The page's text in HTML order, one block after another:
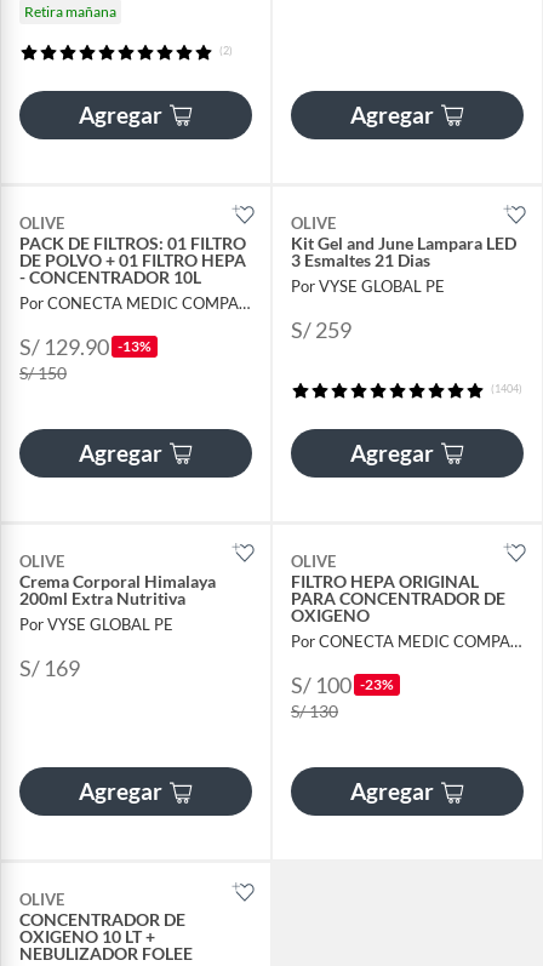
Retira mañana
(2)
Agregar Agregar
OLIVE
PACK DE FILTROS: 01 FILTRO
DE POLVO + 01 FILTRO HEPA
- CONCENTRADOR 10L
Por CONECTA MEDIC COMPANY PERU SAC
S/ 129.90 -13%
S/ 150
Agregar
OLIVE
Kit Gel and June Lampara LED
3 Esmaltes 21 Dias
Por VYSE GLOBAL PE
S/ 259
(1404)
Agregar
OLIVE
Crema Corporal Himalaya
200ml Extra Nutritiva
Por VYSE GLOBAL PE
S/ 169
Agregar
OLIVE
FILTRO HEPA ORIGINAL
PARA CONCENTRADOR DE
OXIGENO
Por CONECTA MEDIC COMPANY PERU SAC
S/ 100 -23%
S/ 130
Agregar
OLIVE
CONCENTRADOR DE
OXIGENO 10 LT +
NEBULIZADOR FOLEE